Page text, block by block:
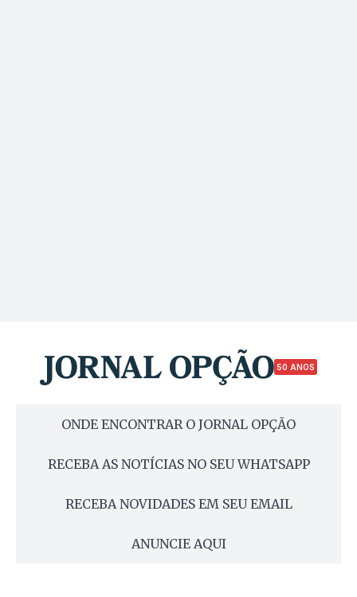
50 ANOS
ONDE ENCONTRAR O JORNAL OPÇÃO
RECEBA AS NOTÍCIAS NO SEU WHATSAPP
RECEBA NOVIDADES EM SEU EMAIL
ANUNCIE AQUI